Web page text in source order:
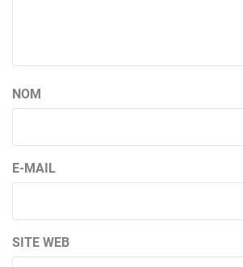
NOM
E-MAIL
SITE WEB